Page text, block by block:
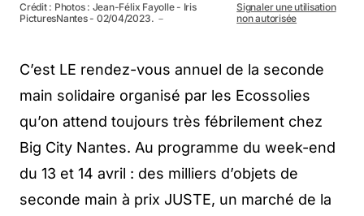
Crédit : Photos : Jean-Félix Fayolle - Iris
PicturesNantes - 02/04/2023. －
Signaler une utilisation
non autorisée
C’est LE rendez-vous annuel de la seconde
main solidaire organisé par les Ecossolies
qu’on attend toujours très fébrilement chez
Big City Nantes. Au programme du week-end
du 13 et 14 avril : des milliers d’objets de
seconde main à prix JUSTE, un marché de la